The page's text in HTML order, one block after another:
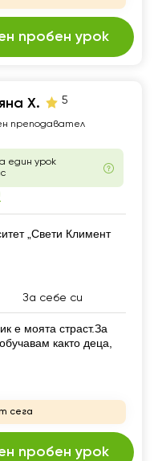
пробен урок
Х. 5
преподавател
един урок
„Свети Климент
За себе си
е моята страст.За
както деца,
сега
пробен урок